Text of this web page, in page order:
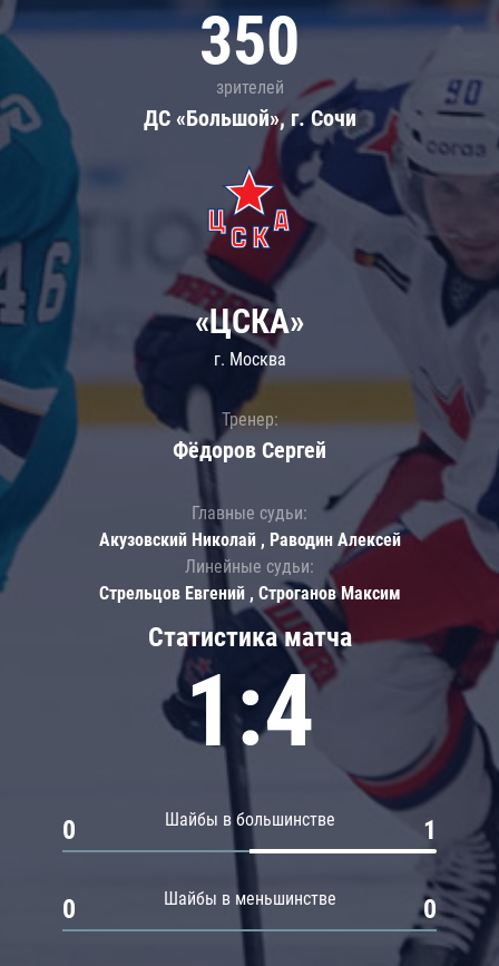
350
зрителей
ДС «Большой», г. Сочи
Статистика матча
1:4
Шайбы в большинстве
0 1
Шайбы в меньшинстве
0 0
«ЦСКА»
г. Москва
Тренер:
Фёдоров Сергей
Главные судьи:
Акузовский Николай , Раводин Алексей
Линейные судьи:
Стрельцов Евгений , Строганов Максим